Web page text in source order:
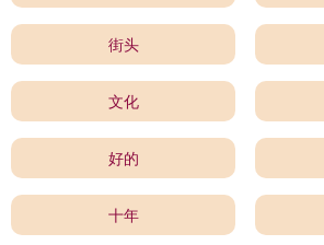
街头
文化
好的
十年